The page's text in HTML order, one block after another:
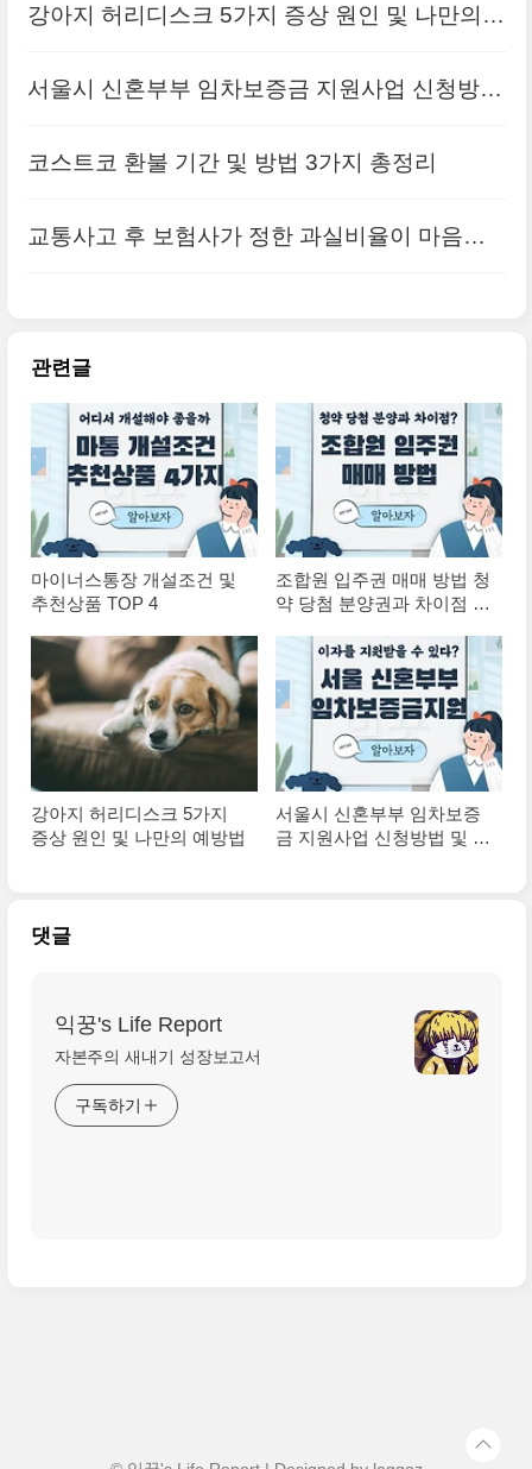
강아지 허리디스크 5가지 증상 원인 및 나만의
서울시 신혼부부 임차보증금 지원사업 신청방법
코스트코 환불 기간 및 방법 3가지 총정리
교통사고 후 보험사가 정한 과실비율이 마음에
관련글
마이너스통장 개설조건 및
추천상품 TOP 4
조합원 입주권 매매 방법 청
약 당첨 분양권과 차이점 총
강아지 허리디스크 5가지
증상 원인 및 나만의 예방법
서울시 신혼부부 임차보증
금 지원사업 신청방법 및 대
댓글
익꿍's Life Report
자본주의 새내기 성장보고서
구독하기